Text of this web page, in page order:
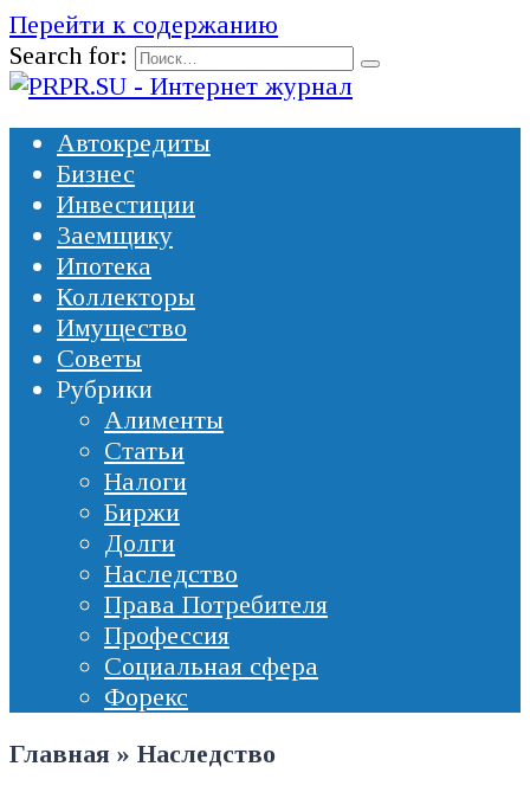
Перейти к содержанию
Search for:
Автокредиты
Бизнес
Инвестиции
Заемщику
Ипотека
Коллекторы
Имущество
Советы
Рубрики
Алименты
Статьи
Налоги
Биржи
Долги
Наследство
Права Потребителя
Профессия
Социальная сфера
Форекс
Главная » Наследство